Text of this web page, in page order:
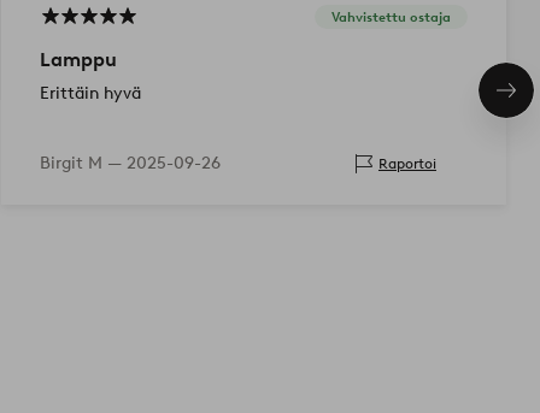
Vahvistettu ostaja
Lamppu
Erittäin hyvä
Birgit M — 2025-09-26 Raportoi